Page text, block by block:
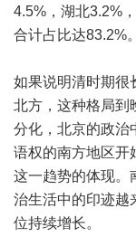
4.5%，湖北3.2%
合计占比达83.2%
如果说明清时期很
北方，这种格局到
分化，北京的政治
语权的南方地区开
这一趋势的体现。
治生活中的印迹越
位持续增长。